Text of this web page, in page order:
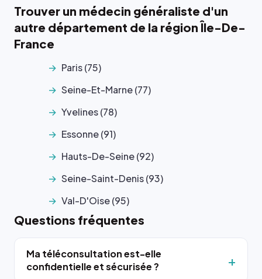
Trouver un médecin généraliste d'un
autre département de la région Île-De-
France
Paris (75)
Seine-Et-Marne (77)
Yvelines (78)
Essonne (91)
Hauts-De-Seine (92)
Seine-Saint-Denis (93)
Val-D'Oise (95)
Questions fréquentes
Ma téléconsultation est-elle
confidentielle et sécurisée ?